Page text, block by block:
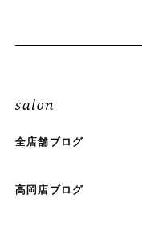
salon
全店舗ブログ
高岡店ブログ